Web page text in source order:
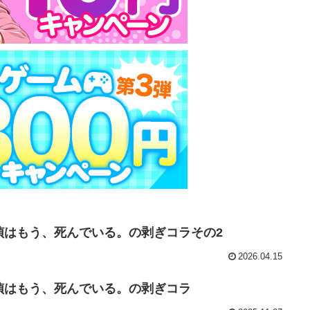
はもう、死んでいる。の剥ぎコラその2
2026.04.15
はもう、死んでいる。の剥ぎコラ